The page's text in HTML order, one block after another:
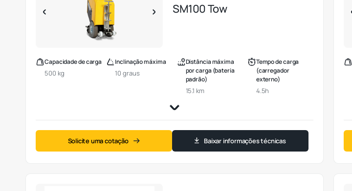
SM100 Tow
Capacidade de carga
500 kg
Inclinação máxima
10 graus
Distância máxima
por carga (bateria
padrão)
15.1 km
Tempo de carga
(carregador
externo)
4.5h
Solicite uma cotação Baixar informações técnicas